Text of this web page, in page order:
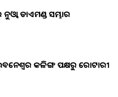
ଡାଏମଣ୍ଡ ସମ୍ଭାର
କଳିଙ୍ଗ ପକ୍ଷରୁ ରୋଟାରୀ